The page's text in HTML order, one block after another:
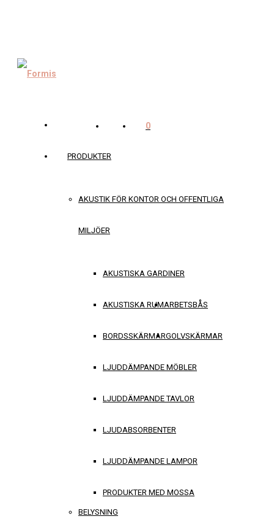
PRODUKTER
AKUSTIK FÖR KONTOR OCH OFFENTLIGA
MILJÖER
AKUSTISKA GARDINER
AKUSTISKA RUMARBETSBÅS
BORDSSKÄRMARGOLVSKÄRMAR
LJUDDÄMPANDE MÖBLER
LJUDDÄMPANDE TAVLOR
LJUDABSORBENTER
LJUDDÄMPANDE LAMPOR
PRODUKTER MED MOSSA
BELYSNING
0